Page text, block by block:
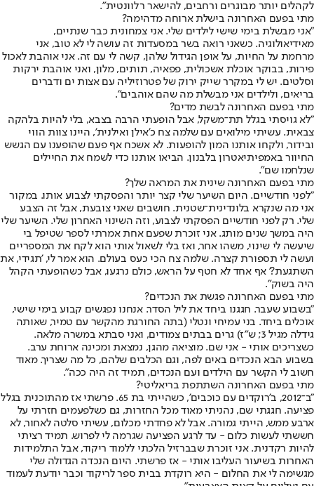
לקהלים יותר מבוגרים ורחבים, להישאר רלוונטית".
מתי בפעם האחרונה בישלת ארוחה מדהימה?
"אני מבשלת בימי שישי לילדים שלי. אני צמחונית כבר שנתיים,
מאידיאולוגיה. כשאני רואה בשר במסעדות זה עושה לי לא טוב, אני
מרחמת על החיות, על אופן הגידול שלהן, קשה לי עם זה. אני אוהבת לאכול
פירות, בבוקר אוכלת אשכולית, פפאיה, תותים, מלון, ואני אוהבת ירקות
וסלטים. יש לי במקרר שייק ירוק של פטרוזיליה עם אצות ים ודברים
בריאים, ולילדים אני מבשלת מה שהם אוהבים".
מתי בפעם האחרונה לבשת מדים?
"לא גויסתי בגלל תת־משקל, אבל הופעתי הרבה בצבא, בלי להיות בלהקה
צבאית. עשיתי מילואים עם שלמה צח כ'אילן ואילנית', היינו צוות הווי
ובידור, ולקחו אותנו המון להופעות. לא אשכח אף פעם שהופענו עם הגשש
החיוור באמפיתיאטרון בלבנון. הביאו אותנו כדי לשמח את החיילים
שנלחמו שם".
מתי בפעם האחרונה שינית את המראה שלך?
"לפני חודשיים. היום השיער שלי קצר יותר והפסקתי לצבוע אותו. במקור
אני מה שנקרא בלונדינית־שטנית. חושבים שאני צובעת, אבל זה הצבע
שלי. רק לפני חודשיים הפסקתי לצבוע, וזה השינוי האחרון שלי. השיער שלי
היה במשך שנים מותג. אני זוכרת שפעם אחת אמרתי לספר שטיפל בי
שיעשה לי שינוי, משהו אחר, ואז בלי לשאול אותי הוא לקח את המספריים
ועשה לי תספורת קצרה. שלמה צח הכי כעס בעולם. הוא אמר לי, 'תגידי, את
השתגעת?' אף אחד לא חטף על הראש, כולם נרגעו, אבל כשהופעתי הקהל
היה בשוק".
מתי בפעם האחרונה פגשת את הנכדים?
"בשבוע שעבר. חגגנו ביחד את ליל הסדר. אנחנו נפגשים קבוע בימי שישי,
אוכלים ביחד. בני עמיחי ונטלי (בתה החורגת מהקשר עם טמיר, שאותה
גידלה מגיל 3; ש"ז) גרים בבתים צמודים, ואני סבתא במשרה מלאה.
כשצריכים אותי - אני שם. מוציאה מהגן, נמצאת ומכינה ארוחת ערב.
בשבוע הבא הנכדים באים לפה, וגם הכלבים שלהם, כל מה שצריך. מאוד
חשוב לי הקשר עם הילדים ועם הנכדים, תמיד זה היה ככה".
מתי בפעם האחרונה השתתפת בריאליטי?
"ב־2012, ב'רוקדים עם כוכבים', כשהייתי בת 65. פרשתי אז מהתוכנית בגלל
פציעה. חגגתי שם, נהניתי מאוד מכל החזרות, גם כשלפעמים חזרתי על
ארבע ממש, הייתי גמורה. אבל לא פחדתי מכלום, עשיתי סלטה לאחור, לא
חששתי לעשות כלום - עד לרגע הפציעה שגרמה לי לפרוש. תמיד רציתי
להיות רקדנית. אני זוכרת שבברזיל הלכתי ללמוד ריקוד, אבל התלמידות
האחרות בשיעור העליבו אותי - אז פרשתי. היום הנכדה הגדולה שלי
מגשימה לי את החלום - היא רוקדת בבית ספר לריקוד וכבר יודעת לעמוד